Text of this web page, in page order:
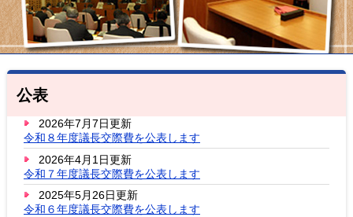
公表
2026年7月7日更新
令和８年度議長交際費を公表します
2026年4月1日更新
令和７年度議長交際費を公表します
2025年5月26日更新
令和６年度議長交際費を公表します